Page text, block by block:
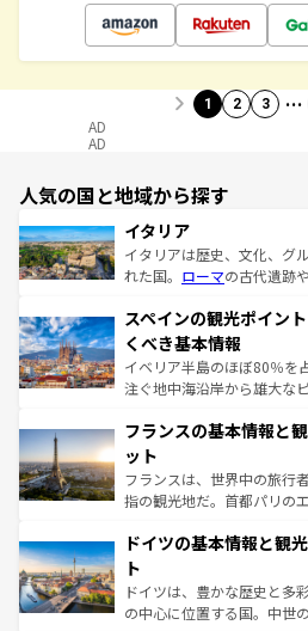
1 2 3 …
AD
AD
人気の国と地域から探す
イタリア
イタリアは歴史、文化、グ
れた国。 ローマの古代遺跡
ろん、トスカーナの美しい
景など、自然景観も見逃せ
ピザやパスタなど、絶品の
できる。朝目覚めてから夜
なお、新着のイタリア情報
しい。
スペインの観光ポイン
くべき基本情報
イベリア半島のほぼ80％を
注ぐ地中海沿岸から雄大な
文化が根付くこの国では、
れる闘牛、そして美味しい
る。首都マドリードの洗練
アートに溢れた街角から、
せる。地方によって風土や
ンテンツ一覧 を参照してほ
フランスの基本情報と
ット
フランスは、世界中の旅行
指の観光地だ。首都パリの
で、幅広い魅力が詰まって
聖堂、美しいビーチ、そし
から魅了する。また、フラ
れ、フランス料理はユネス
ドイツの基本情報と観
ト
ドイツは、豊かな歴史と多
の中心に位置する国。中世